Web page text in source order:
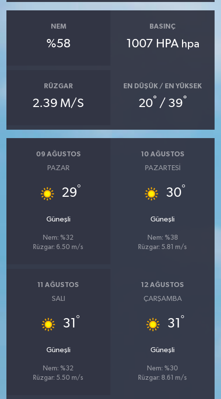
NEM
%58
BASINÇ
1007 HPA hpa
RÜZGAR
2.39 M/S
EN DÜŞÜK / EN YÜKSEK
20° / 39°
09 AĞUSTOS
PAZAR
29°
Güneşli
Nem: %32
Rüzgar: 6.50 m/s
10 AĞUSTOS
PAZARTESI
30°
Güneşli
Nem: %38
Rüzgar: 5.81 m/s
11 AĞUSTOS
SALI
31 °
Güneşli
Nem: %32
Rüzgar: 5.50 m/s
12 AĞUSTOS
ÇARŞAMBA
31 °
Güneşli
Nem: %30
Rüzgar: 8.61 m/s